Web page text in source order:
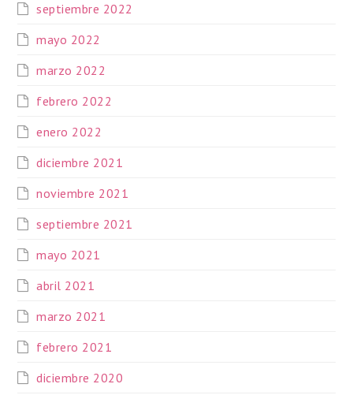
septiembre 2022
mayo 2022
marzo 2022
febrero 2022
enero 2022
diciembre 2021
noviembre 2021
septiembre 2021
mayo 2021
abril 2021
marzo 2021
febrero 2021
diciembre 2020